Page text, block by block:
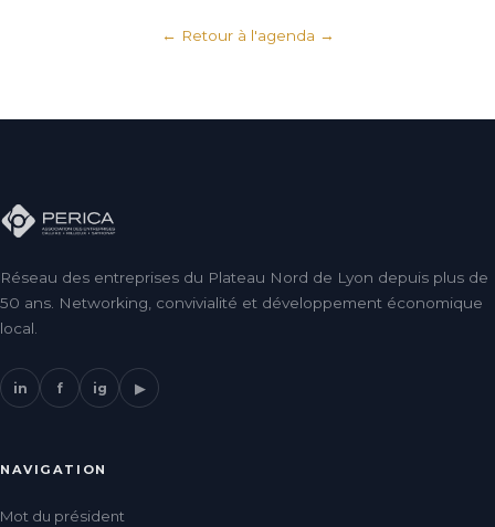
← Retour à l'agenda
Réseau des entreprises du Plateau Nord de Lyon depuis plus de
50 ans. Networking, convivialité et développement économique
local.
in f ig ▶
NAVIGATION
Mot du président